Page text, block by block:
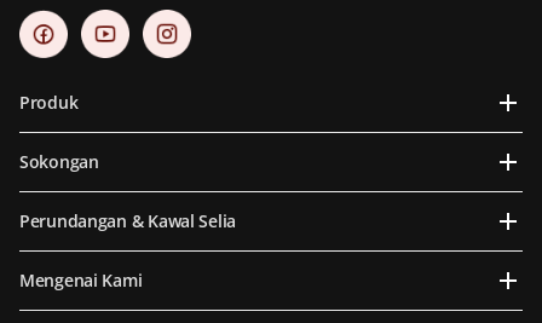
Produk
Sokongan
Perundangan & Kawal Selia
Mengenai Kami